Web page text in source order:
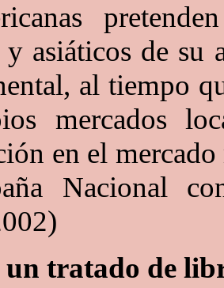
y asiáticos de su
al tiempo
mercados
en el
Nacional
un tratado de